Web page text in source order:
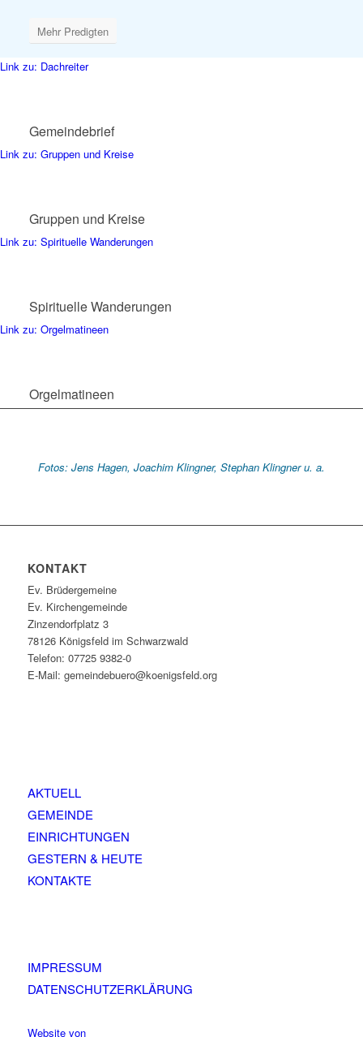
Mehr Predigten
Link zu: Dachreiter
Gemeindebrief
Link zu: Gruppen und Kreise
Gruppen und Kreise
Link zu: Spirituelle Wanderungen
Spirituelle Wanderungen
Link zu: Orgelmatineen
Orgelmatineen
Fotos: Jens Hagen, Joachim Klingner, Stephan Klingner u. a.
KONTAKT
Ev. Brüdergemeine
Ev. Kirchengemeinde
Zinzendorfplatz 3
78126 Königsfeld im Schwarzwald
Telefon: 07725 9382-0
E-Mail: gemeindebuero@koenigsfeld.org
AKTUELL
GEMEINDE
EINRICHTUNGEN
GESTERN & HEUTE
KONTAKTE
IMPRESSUM
DATENSCHUTZERKLÄRUNG
Website von